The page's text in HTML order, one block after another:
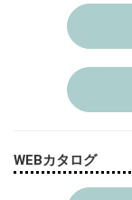
WEBカタログ